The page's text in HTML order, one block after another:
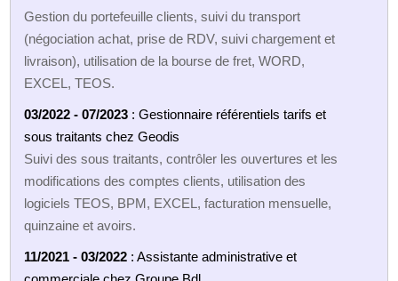
Gestion du portefeuille clients, suivi du transport
(négociation achat, prise de RDV, suivi chargement et
livraison), utilisation de la bourse de fret, WORD,
EXCEL, TEOS.
03/2022 - 07/2023 : Gestionnaire référentiels tarifs et
sous traitants chez Geodis
Suivi des sous traitants, contrôler les ouvertures et les
modifications des comptes clients, utilisation des
logiciels TEOS, BPM, EXCEL, facturation mensuelle,
quinzaine et avoirs.
11/2021 - 03/2022 : Assistante administrative et